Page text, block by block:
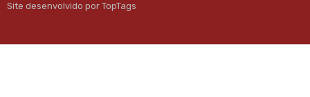
Site desenvolvido por TopTags